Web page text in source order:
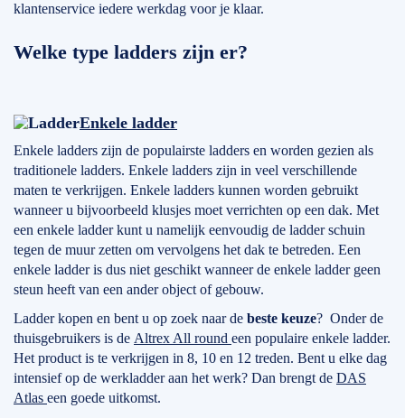
klantenservice iedere werkdag voor je klaar.
Welke type ladders zijn er?
Enkele ladder
Enkele ladders zijn de populairste ladders en worden gezien als
traditionele ladders. Enkele ladders zijn in veel verschillende
maten te verkrijgen. Enkele ladders kunnen worden gebruikt
wanneer u bijvoorbeeld klusjes moet verrichten op een dak. Met
een enkele ladder kunt u namelijk eenvoudig de ladder schuin
tegen de muur zetten om vervolgens het dak te betreden. Een
enkele ladder is dus niet geschikt wanneer de enkele ladder geen
steun heeft van een ander object of gebouw.
Ladder kopen en bent u op zoek naar de beste keuze? Onder de
thuisgebruikers is de Altrex All round een populaire enkele ladder.
Het product is te verkrijgen in 8, 10 en 12 treden. Bent u elke dag
intensief op de werkladder aan het werk? Dan brengt de DAS
Atlas een goede uitkomst.